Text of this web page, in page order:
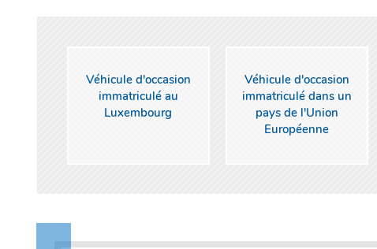
Véhicule d'occasion
immatriculé au
Luxembourg
Véhicule d'occasion
immatriculé dans un
pays de l'Union
Européenne